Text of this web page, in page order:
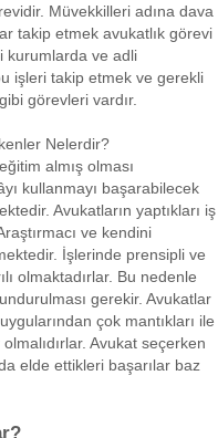
Müvekkilleri adına dava
takip etmek avukatlık görevi
kurumlarda ve adli
işleri takip etmek ve gerekli
görevleri vardır.
Nelerdir?
almış olması
kullanmayı başarabilecek
Avukatların yaptıkları iş
ve kendini
İşlerinde prensipli ve
olmaktadırlar. Bu nedenle
gerekir. Avukatlar
çok mantıkları ile
Avukat seçerken
elde ettikleri başarılar baz